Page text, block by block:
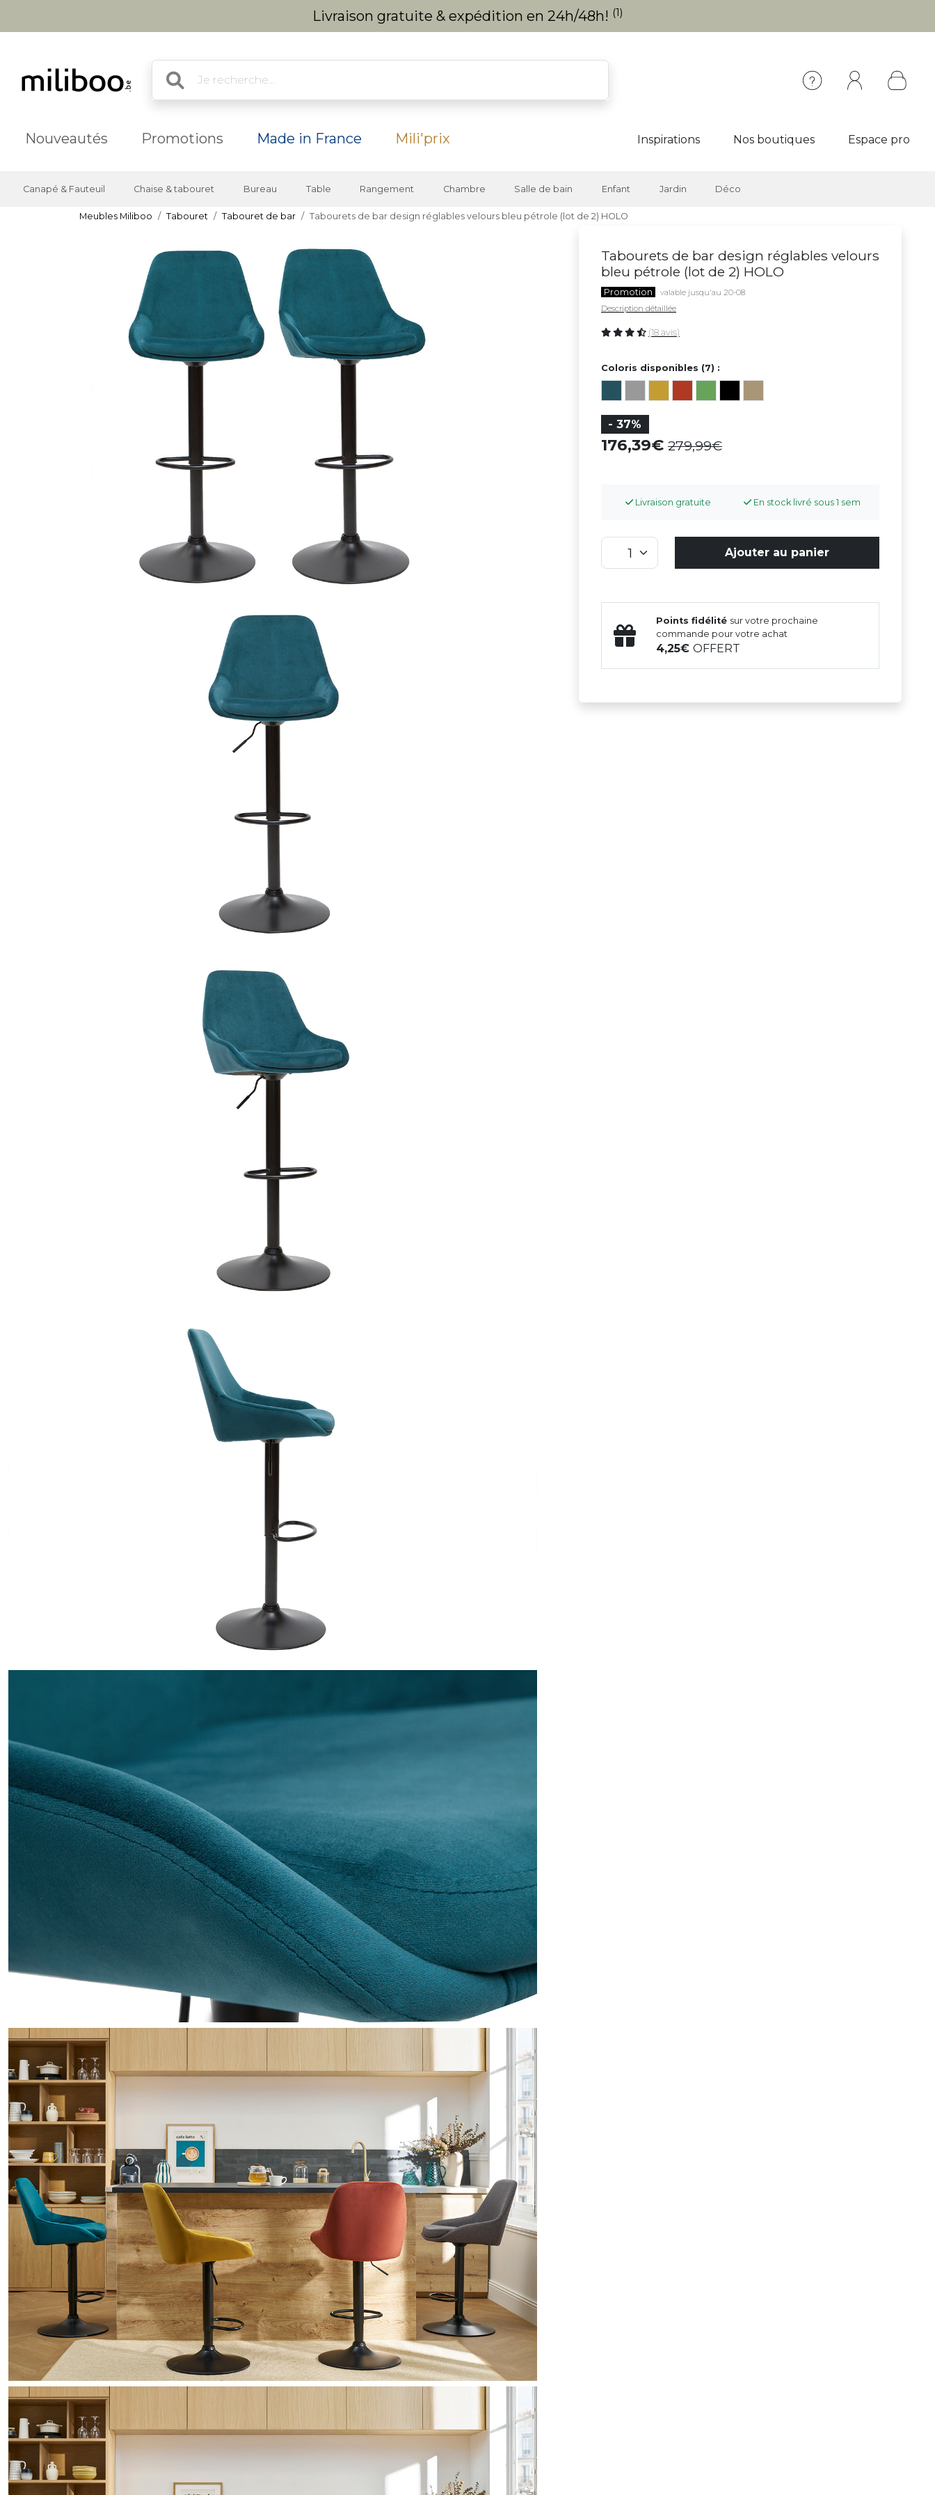
Livraison gratuite & expédition en 24h/48h! (1)
Nouveautés Promotions Made in France Mili'prix Inspirations Nos boutiques Espace pro
Canapé & Fauteuil Chaise & tabouret Bureau Table Rangement Chambre Salle de bain Enfant Jardin Déco
Meubles Miliboo Tabouret Tabouret de bar Tabourets de bar design réglables velours bleu pétrole (lot de 2) HOLO
Tabourets de bar design réglables velours
bleu pétrole (lot de 2) HOLO
Promotion
valable jusqu'au 20-08
Description détaillée
(18 avis)
Coloris disponibles (7) :
- 37%
176,39 279,99
Livraison gratuite En stock livré sous 1 sem
Ajouter au panier
Points fidélité sur votre prochaine
commande pour votre achat
4,25OFFERT